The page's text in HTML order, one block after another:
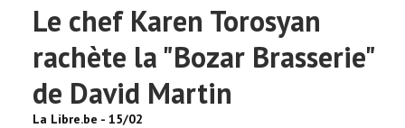
Le chef Karen Torosyan
rachète la "Bozar Brasserie"
de David Martin
La Libre.be - 15/02